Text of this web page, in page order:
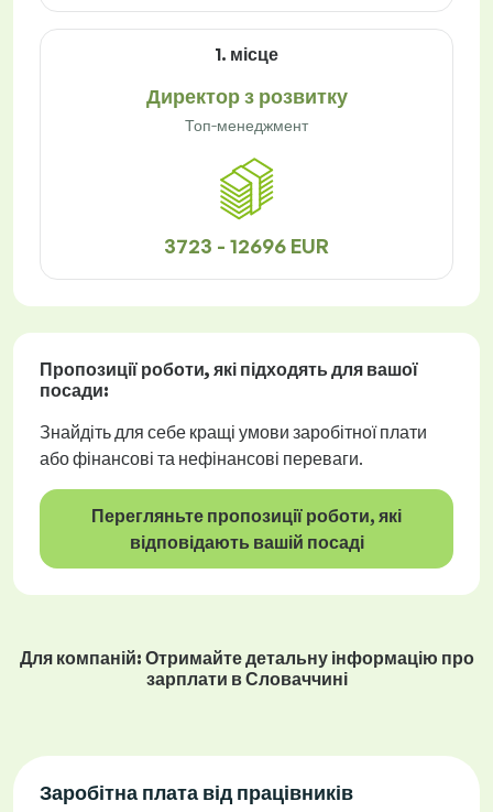
1. місце
Директор з розвитку
Топ-менеджмент
3723 - 12696 EUR
Пропозиції роботи, які підходять для вашої
посади:
Знайдіть для себе кращі умови заробітної плати
або фінансові та нефінансові переваги.
Перегляньте пропозиції роботи, які
відповідають вашій посаді
Для компаній: Отримайте детальну інформацію про
зарплати в Словаччині
Заробітна плата від працівників